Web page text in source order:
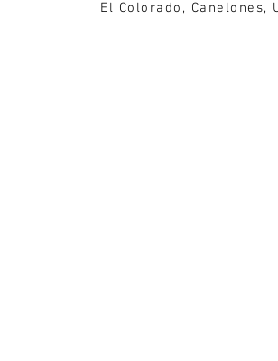
El Colorado, Canelones,